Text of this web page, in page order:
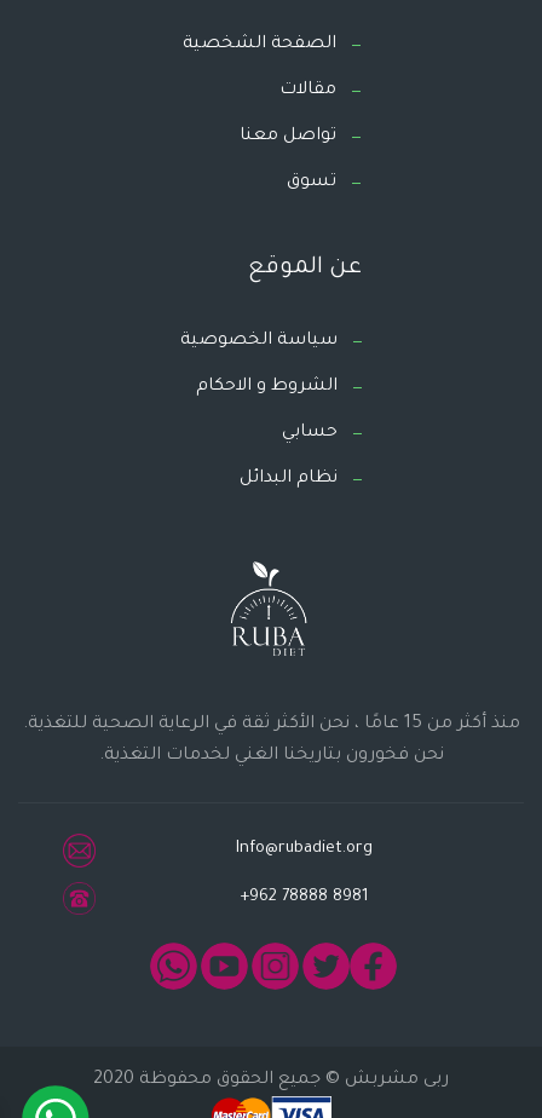
الصفحة الشخصية
مقالات
تواصل معنا
تسوق
عن الموقع
سياسة الخصوصية
الشروط و الاحكام
حسابي
نظام البدائل
منذ أكثر من 15 عامًا ، نحن الأكثر ثقة في الرعاية الصحية للتغذية.
نحن فخورون بتاريخنا الغني لخدمات التغذية.
Info@rubadiet.org
+962 78888 8981
ربى مشربش © جميع الحقوق محفوظة 2020